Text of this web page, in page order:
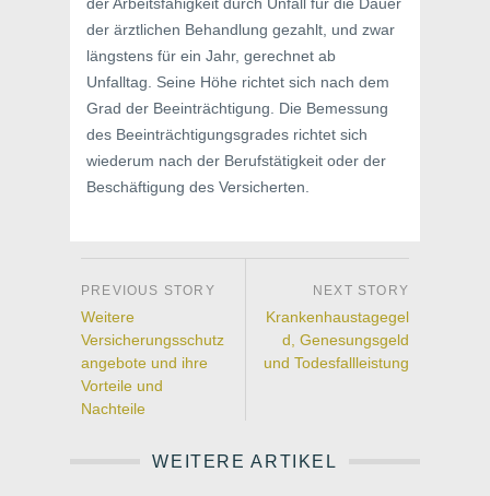
der ärztlichen Behandlung gezahlt, und zwar
längstens für ein Jahr, gerechnet ab
Unfalltag. Seine Höhe richtet sich nach dem
Grad der Beeinträchtigung. Die Bemessung
des Beeinträchtigungsgrades richtet sich
wiederum nach der Berufstätigkeit oder der
Beschäftigung des Versicherten.
Weitere
Versicherungsschutz
angebote und ihre
Vorteile und
Nachteile
Krankenhaustagegel
d, Genesungsgeld
und Todesfallleistung
WEITERE ARTIKEL